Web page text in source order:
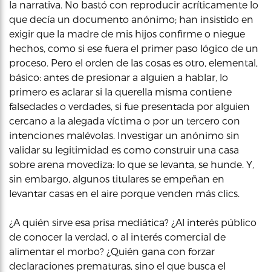
la narrativa. No bastó con reproducir acríticamente lo
que decía un documento anónimo; han insistido en
exigir que la madre de mis hijos confirme o niegue
hechos, como si ese fuera el primer paso lógico de un
proceso. Pero el orden de las cosas es otro, elemental,
básico: antes de presionar a alguien a hablar, lo
primero es aclarar si la querella misma contiene
falsedades o verdades, si fue presentada por alguien
cercano a la alegada víctima o por un tercero con
intenciones malévolas. Investigar un anónimo sin
validar su legitimidad es como construir una casa
sobre arena movediza: lo que se levanta, se hunde. Y,
sin embargo, algunos titulares se empeñan en
levantar casas en el aire porque venden más clics.
¿A quién sirve esa prisa mediática? ¿Al interés público
de conocer la verdad, o al interés comercial de
alimentar el morbo? ¿Quién gana con forzar
declaraciones prematuras, sino el que busca el